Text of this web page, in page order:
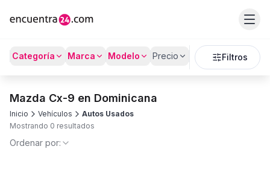
Categoría Marca Modelo Precio KilómetrosFiltros
Mazda Cx-9 en Dominicana
Inicio Vehículos
Autos Usados
Mostrando 0 resultados
Ordenar por: